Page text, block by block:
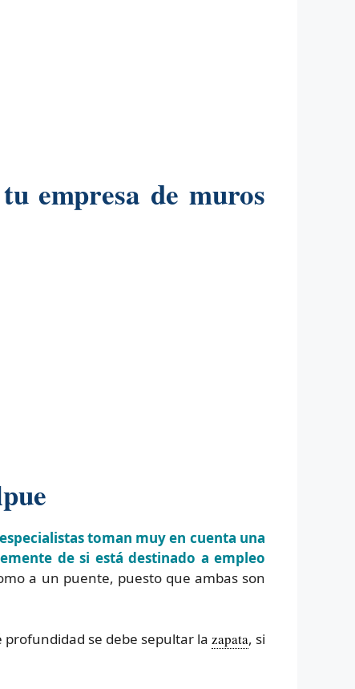
empresa de muros
toman muy en cuenta una
de si está destinado a empleo
a un puente, puesto que ambas son
se debe sepultar la zapata, si